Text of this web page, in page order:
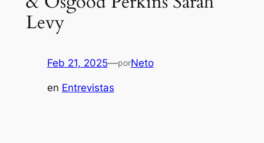
Levy
Feb 21, 2025—porNeto
en Entrevistas